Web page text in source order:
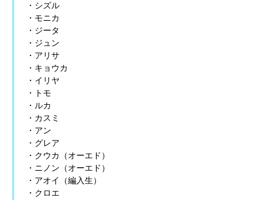
・シズル
・モニカ
・ジータ
・ジュン
・アリサ
・キョウカ
・イリヤ
・トモ
・ルカ
・カスミ
・アン
・グレア
・クウカ（オーエド）
・ニノン（オーエド）
・アオイ（編入生）
・クロエ